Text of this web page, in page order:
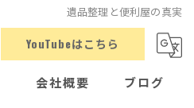
遺品整理と便利屋の真実
YouTubeはこちら
会社概要 ブログ